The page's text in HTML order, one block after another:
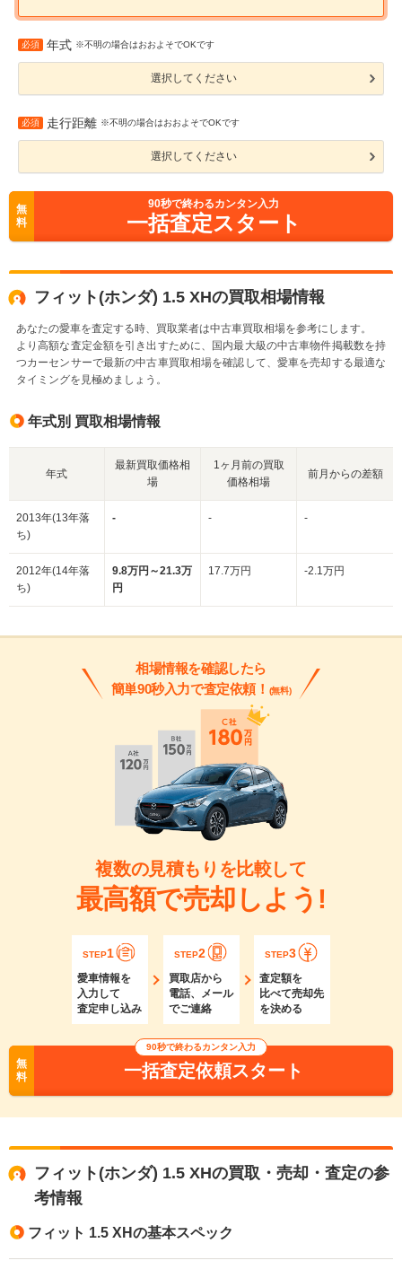
必須 年式 ※不明の場合はおおよそでOKです
選択してください
必須 走行距離 ※不明の場合はおおよそでOKです
選択してください
無
料
90秒で終わるカンタン入力
一括査定スタート
フィット(ホンダ) 1.5 XHの買取相場情報
あなたの愛車を査定する時、買取業者は中古車買取相場を参考にします。
より高額な査定金額を引き出すために、国内最大級の中古車物件掲載数を持
つカーセンサーで最新の中古車買取相場を確認して、愛車を売却する最適な
タイミングを見極めましょう。
年式別 買取相場情報
年式
最新買取価格相
場
1ヶ月前の買取
価格相場
前月からの差額
2013年(13年落
ち)
- - -
2012年(14年落
ち)
9.8万円～21.3万
円
17.7万円 -2.1万円
相場情報を確認したら
簡単90秒入力で査定依頼！ (無料)
複数の見積もりを比較して
最高額で売却しよう!
STEP1
愛車情報を
入力して
査定申し込み
STEP2
買取店から
電話、メール
でご連絡
STEP3
査定額を
比べて売却先
を決める
無
料
90秒で終わるカンタン入力
一括査定依頼スタート
フィット(ホンダ) 1.5 XHの買取・売却・査定の参
考情報
フィット 1.5 XHの基本スペック